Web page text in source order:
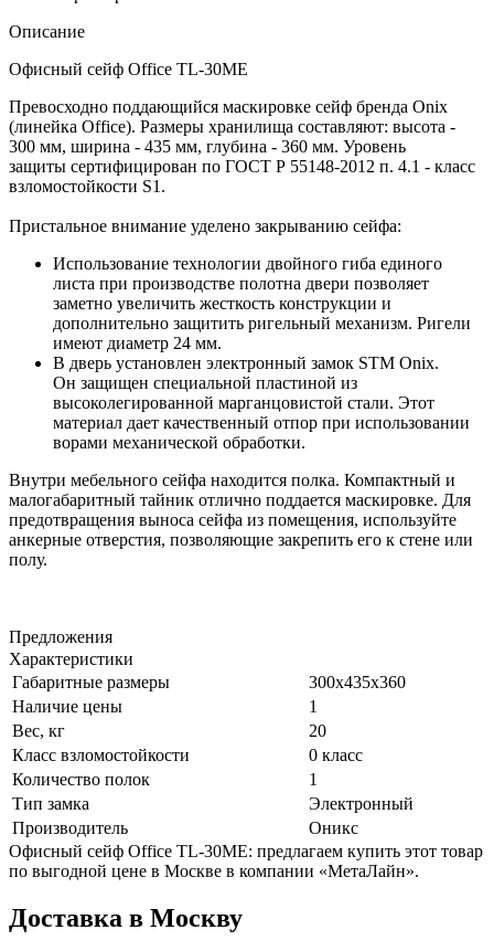
Описание
Офисный сейф Office TL-30ME
Превосходно поддающийся маскировке сейф бренда Onix
(линейка Office). Размеры хранилища составляют: высота -
300 мм, ширина - 435 мм, глубина - 360 мм. Уровень
защиты сертифицирован по ГОСТ Р 55148-2012 п. 4.1 - класс
взломостойкости S1.
Пристальное внимание уделено закрыванию сейфа:
Использование технологии двойного гиба единого
листа при производстве полотна двери позволяет
заметно увеличить жесткость конструкции и
дополнительно защитить ригельный механизм. Ригели
имеют диаметр 24 мм.
В дверь установлен электронный замок STM Onix.
Он защищен специальной пластиной из
высоколегированной марганцовистой стали. Этот
материал дает качественный отпор при использовании
ворами механической обработки.
Внутри мебельного сейфа находится полка. Компактный и
малогабаритный тайник отлично поддается маскировке. Для
предотвращения выноса сейфа из помещения, используйте
анкерные отверстия, позволяющие закрепить его к стене или
полу.
Предложения
Характеристики
Габаритные размеры
300x435x360
Наличие цены
1
Вес, кг
20
Класс взломостойкости
0 класс
Количество полок
1
Тип замка
Электронный
Производитель
Оникс
Офисный сейф Office TL-30ME: предлагаем купить этот товар
по выгодной цене в Москве в компании «МетаЛайн».
Доставка в Москву